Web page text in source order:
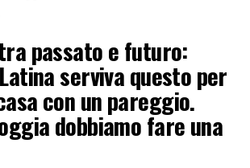
passato e futuro:
serviva questo per
con un pareggio.
dobbiamo fare una